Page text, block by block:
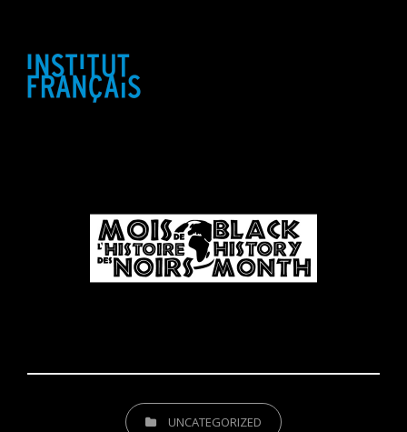
CATEGORIESUNCATEGORIZED